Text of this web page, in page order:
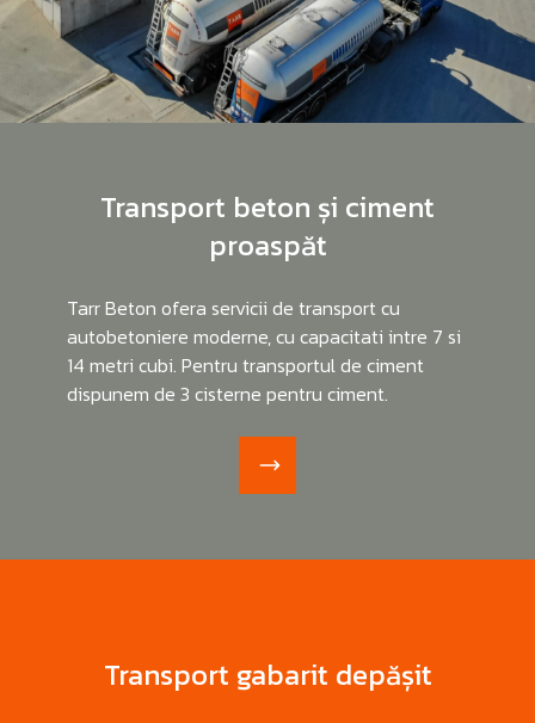
Transport beton și ciment
proaspăt
Tarr Beton ofera servicii de transport cu
autobetoniere moderne, cu capacitati intre 7 si
14 metri cubi. Pentru transportul de ciment
dispunem de 3 cisterne pentru ciment.
Transport gabarit depășit